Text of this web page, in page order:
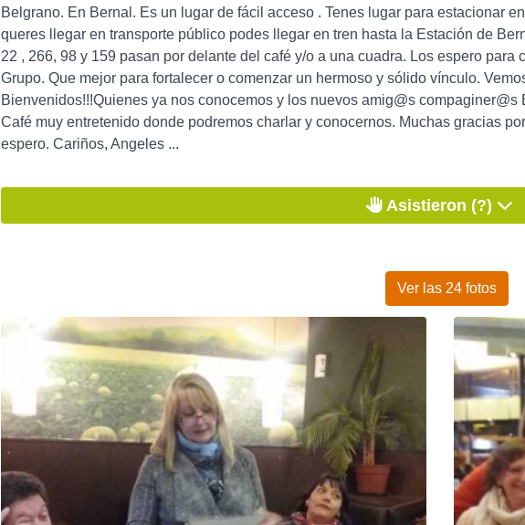
Belgrano. En Bernal. Es un lugar de fácil acceso . Tenes lugar para estacionar
queres llegar en transporte público podes llegar en tren hasta la Estación de
22 , 266, 98 y 159 pasan por delante del café y/o a una cuadra. Los espero
Grupo. Que mejor para fortalecer o comenzar un hermoso y sólido vínculo.
Bienvenidos!!!Quienes ya nos conocemos y los nuevos amig@s
Café muy entretenido donde podremos charlar y conocernos. Muchas gracias
espero. Cariños, Angeles ...
Asistieron (?)
Ver las 24 fotos